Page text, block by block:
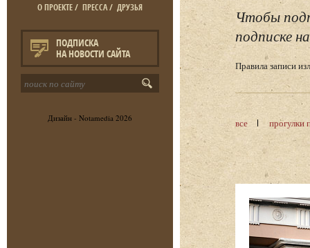
О ПРОЕКТЕ/ ПРЕССА/ ДРУЗЬЯ
ПОДПИСКА
НА НОВОСТИ САЙТА
Дизайн - Notamedia 2026
Чтобы
подписке
Правила записи
все прогулки